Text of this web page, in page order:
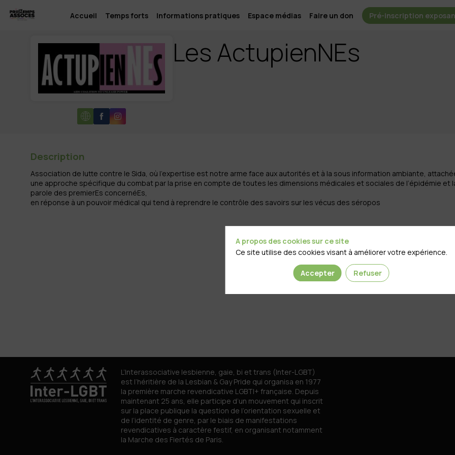
Accueil Temps forts Informations pratiques Espace médias Faire un don Pré-inscription
Les ActupienNEs
Description
Association de lutte contre le Sida, où l'expertise est notre arme face aux autorités et à la sous information ambiante,
une approche spécifique du combat par la prise en compte de toutes les dimensions médicales et sociales de l’épidémie et
parole des premierEs concernéEs,
en réponse à un pouvoir médical qui tend à reprendre le contrôle des savoirs sur les vécus des séropos
L’Interassociative lesbienne, gaie, bi et trans (Inter-LGBT)
est l’héritière de la Lesbian & Gay Pride qui organisa en 1977
la première marche revendicative LGBTI+ française. Depuis
maintenant 25 ans, elle participe d’un mouvement qui inscrit
sur la place publique la question de l’orientation sexuelle et
de l’identité de genre, par le biais de manifestations
revendicatives à caractère festif, en organisant notamment
la Marche des Fiertés de Paris.
A propos des cookies sur ce site
Ce site utilise des cookies visant à améliorer votre expérience.
Accepter Refuser